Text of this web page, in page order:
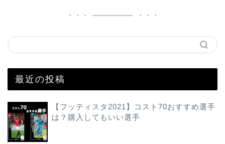
最近の投稿
【フッティスタ2021】コスト70おすすめ選手
は？購入してもいい選手